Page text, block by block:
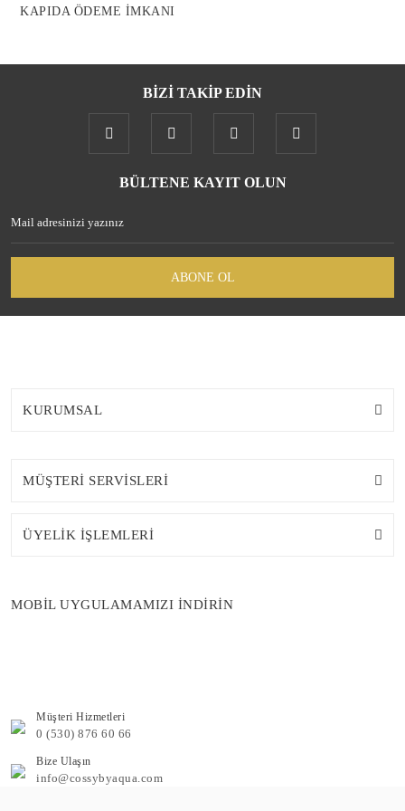
Gönder
KAPIDA ÖDEME İMKANI
BİZİ TAKİP EDİN
BÜLTENE KAYIT OLUN
ABONE OL
KURUMSAL
MÜŞTERİ SERVİSLERİ
ÜYELİK İŞLEMLERİ
MOBİL UYGULAMAMIZI İNDİRİN
Müşteri Hizmetleri
0 (530) 876 60 66
Bize Ulaşın
info@cossybyaqua.com